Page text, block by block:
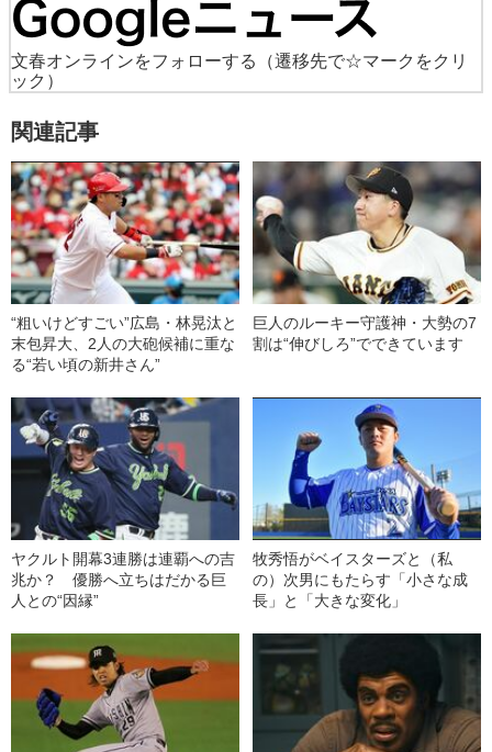
文春オンラインをフォローする
（遷移先で☆マークをクリ
ック）
関連記事
“粗いけどすごい”広島・林晃汰と
末包昇大、2人の大砲候補に重な
る“若い頃の新井さん”
巨人のルーキー守護神・大勢の7
割は“伸びしろ”でできています
ヤクルト開幕3連勝は連覇への吉
兆か？ 優勝へ立ちはだかる巨
人との“因縁”
牧秀悟がベイスターズと（私
の）次男にもたらす「小さな成
長」と「大きな変化」